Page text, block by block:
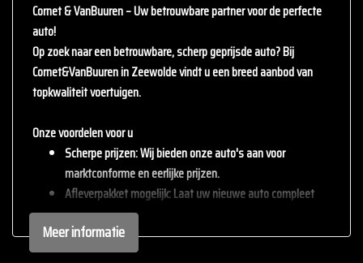
Cornet & VanBuuren – Uw betrouwbare partner voor de perfecte
auto!
Op zoek naar een betrouwbare, scherp geprijsde auto? Bij
Cornet&VanBuurenin Zeewolde vindt u een breed aanbod van
topkwaliteit voertuigen.
Onze voordelen voor u
Scherpe prijzen: Wij bieden onze auto's aan voor
marktconforme en eerlijke prijzen.
Afleverpakket mogelijk: Laat uw nieuwe auto compleet
afleveren met één van onze afleverpakketten (tegen
meerprijs).
Inruil mogelijk: Wij staan open voor uw huidige auto – inruil
Meer informatie